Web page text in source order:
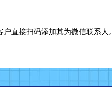
直接扫码添加其为微信联系人。